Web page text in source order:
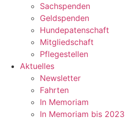
Sachspenden
Geldspenden
Hundepatenschaft
Mitgliedschaft
Pflegestellen
Aktuelles
Newsletter
Fahrten
In Memoriam
In Memoriam bis 2023